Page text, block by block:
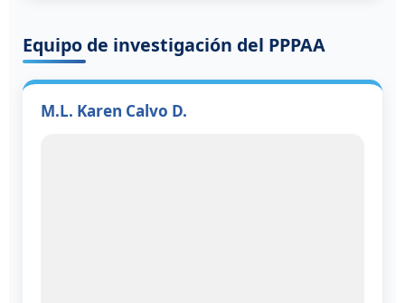
Equipo de investigación del PPPAA
M.L. Karen Calvo D.